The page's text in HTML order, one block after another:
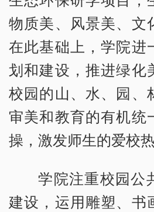
物质美、风景美、文
在此基础上，学院进
划和建设，推进绿化
校园的山、水、园、
审美和教育的有机统
操，激发师生的爱校热
学院注重校园公
建设，运用雕塑、书